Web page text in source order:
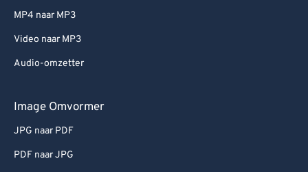
MP4 naar MP3
Video naar MP3
Audio-omzetter
Image Omvormer
JPG naar PDF
PDF naar JPG